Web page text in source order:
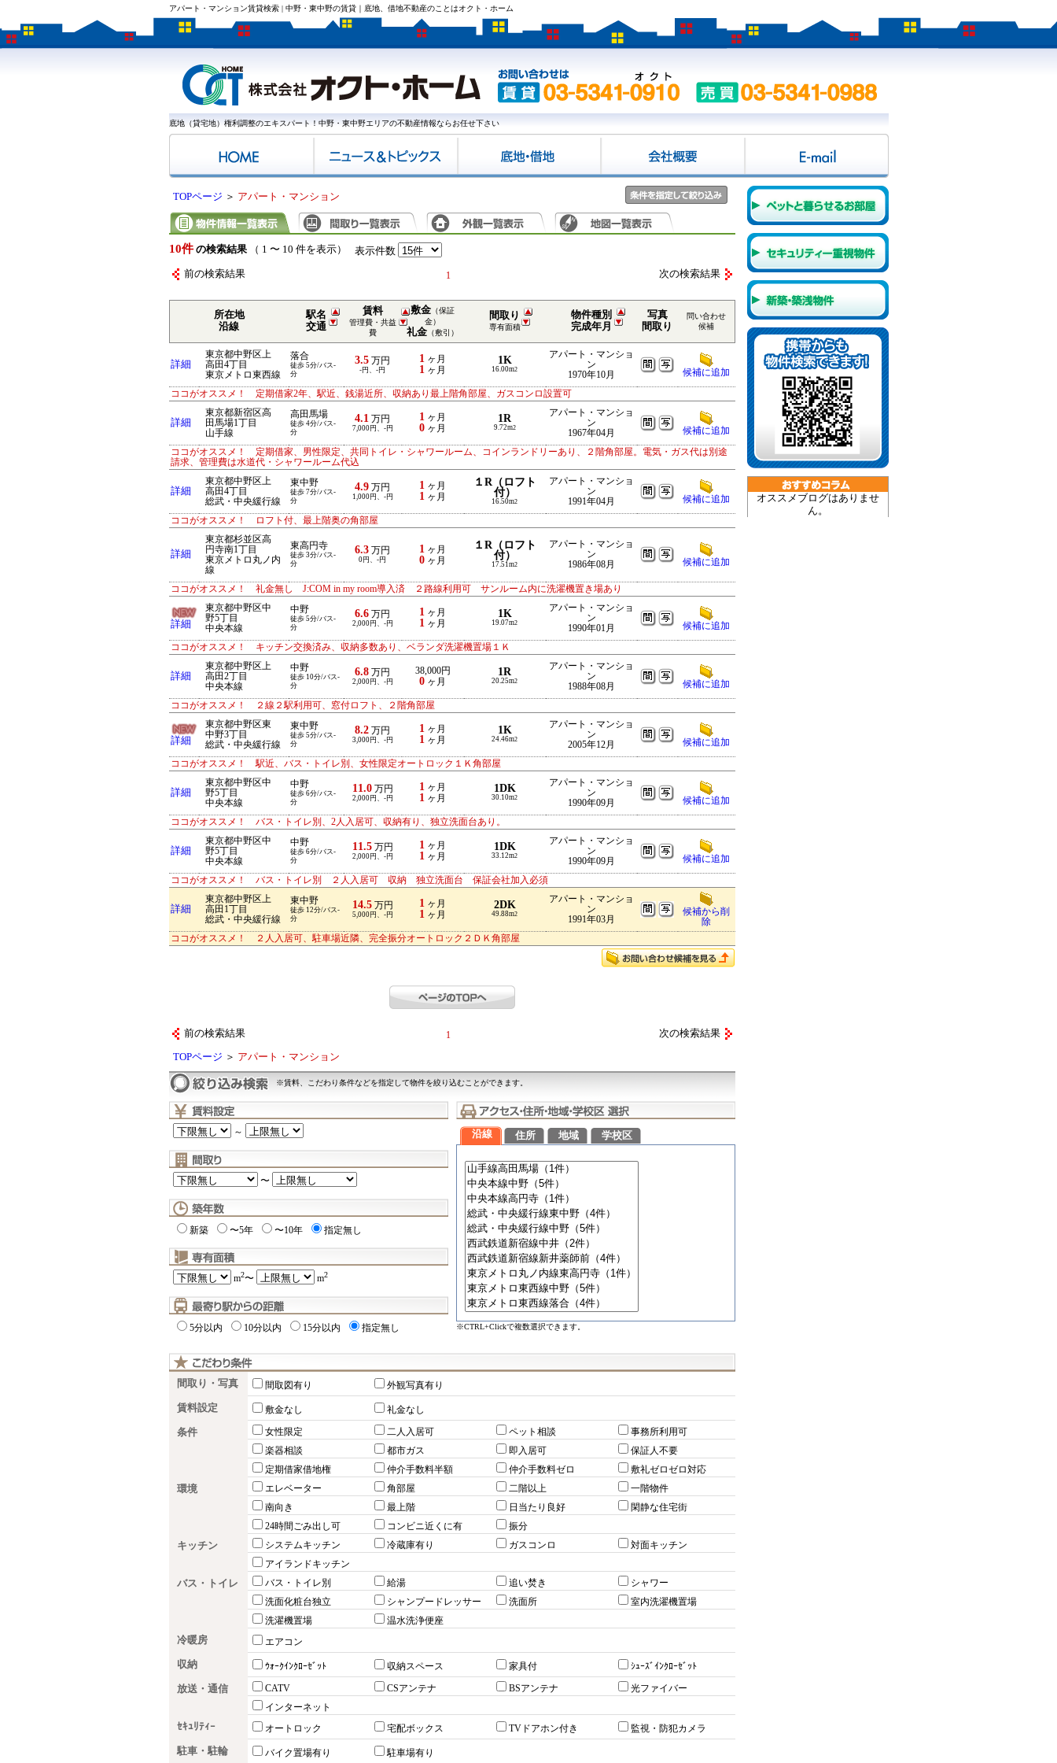
アパート・マンション賃貸検索 | 中野・東中野の賃貸｜底地、借地不動産のことはオクト・ホーム
底地（貸宅地）権利調整のエキスパート！中野・東中野エリアの不動産情報ならお任せ下さい
オススメブログはありませ
ん。
TOPページ ＞ アパート・マンション
10件 の検索結果（ 1 〜 10 件を表示） 表示件数
前の検索結果 1 次の検索結果
所在地
沿線
駅名
交通
賃料
管理費・共益
費
敷金 （保証
金）
礼金 （敷引）
間取り
専有面積
物件種別
完成年月
写真
間取り
問い合わせ
候補
詳細
東京都中野区上
高田4丁目
東京メトロ東西線
落合
徒歩 5分/バス-
分
3.5 万円
-円、-円
1 ヶ月
1 ヶ月
1K
16.00m2
アパート・マンショ
ン
1970年10月
候補に追加
ココがオススメ！ 定期借家2年、駅近、銭湯近所、収納あり最上階角部屋、ガスコンロ設置可
詳細
東京都新宿区高
田馬場1丁目
山手線
高田馬場
徒歩 4分/バス-
分
4.1 万円
7,000円、-円
1 ヶ月
0 ヶ月
1R
9.72m2
アパート・マンショ
ン
1967年04月
候補に追加
ココがオススメ！ 定期借家、男性限定、共同トイレ・シャワールーム、コインランドリーあり、２階角部屋。電気・ガス代は別途
請求、管理費は水道代・シャワールーム代込
詳細
東京都中野区上
高田4丁目
総武・中央緩行線
東中野
徒歩 7分/バス-
分
4.9 万円
1,000円、-円
1 ヶ月
1 ヶ月
１R（ロフト
付）
16.50m2
アパート・マンショ
ン
1991年04月
候補に追加
ココがオススメ！ ロフト付、最上階奥の角部屋
詳細
東京都杉並区高
円寺南1丁目
東京メトロ丸ノ内
線
東高円寺
徒歩 3分/バス-
分
6.3 万円
0円、-円
1 ヶ月
0 ヶ月
１R（ロフト
付）
17.51m2
アパート・マンショ
ン
1986年08月
候補に追加
ココがオススメ！ 礼金無し J:COM in my room導入済 ２路線利用可 サンルーム内に洗濯機置き場あり
詳細
東京都中野区中
野5丁目
中央本線
中野
徒歩 5分/バス-
分
6.6 万円
2,000円、-円
1 ヶ月
1 ヶ月
1K
19.07m2
アパート・マンショ
ン
1990年01月
候補に追加
ココがオススメ！ キッチン交換済み、収納多数あり、ベランダ洗濯機置場１Ｋ
詳細
東京都中野区上
高田2丁目
中央本線
中野
徒歩 10分/バス-
分
6.8 万円
2,000円、-円
38,000円
0 ヶ月
1R
20.25m2
アパート・マンショ
ン
1988年08月
候補に追加
ココがオススメ！ ２線２駅利用可、窓付ロフト、２階角部屋
詳細
東京都中野区東
中野3丁目
総武・中央緩行線
東中野
徒歩 5分/バス-
分
8.2 万円
3,000円、-円
1 ヶ月
1 ヶ月
1K
24.46m2
アパート・マンショ
ン
2005年12月
候補に追加
ココがオススメ！ 駅近、バス・トイレ別、女性限定オートロック１Ｋ角部屋
詳細
東京都中野区中
野5丁目
中央本線
中野
徒歩 6分/バス-
分
11.0万円
2,000円、-円
1 ヶ月
1 ヶ月
1DK
30.10m2
アパート・マンショ
ン
1990年09月
候補に追加
ココがオススメ！ バス・トイレ別、2人入居可、収納有り、独立洗面台あり。
詳細
東京都中野区中
野5丁目
中央本線
中野
徒歩 6分/バス-
分
11.5万円
2,000円、-円
1 ヶ月
1 ヶ月
1DK
33.12m2
アパート・マンショ
ン
1990年09月
候補に追加
ココがオススメ！ バス・トイレ別 ２人入居可 収納 独立洗面台 保証会社加入必須
詳細
東京都中野区上
高田1丁目
総武・中央緩行線
東中野
徒歩 12分/バス-
分
14.5万円
5,000円、-円
1 ヶ月
1 ヶ月
2DK
49.88m2
アパート・マンショ
ン
1991年03月
候補から削
除
ココがオススメ！ ２人入居可、駐車場近隣、完全振分オートロック２ＤＫ角部屋
前の検索結果 1 次の検索結果
TOPページ ＞ アパート・マンション
※賃料、こだわり条件などを指定して物件を絞り込むことができます。
～
〜
新築 〜5年 〜10年 指定無し
m2〜 m2
5分以内 10分以内 15分以内 指定無し
沿線 住所 地域 学校区
※CTRL+Clickで複数選択できます。
間取り・写真 間取図有り 外観写真有り
賃料設定 敷金なし 礼金なし
条件 女性限定 二人入居可 ペット相談
事務所利用可
楽器相談
都市ガス 即入居可
保証人不要
定期借家借地権
仲介手数料半額 仲介手数料ゼロ 敷礼ゼロゼロ対応
環境 エレベーター 角部屋 二階以上
一階物件
南向き
最上階 日当たり良好
閑静な住宅街
24時間ごみ出し可
コンビニ近くに有 振分
キッチン システムキッチン 冷蔵庫有り ガスコンロ
対面キッチン
アイランドキッチン
バス・トイレ バス・トイレ別 給湯 追い焚き
シャワー
洗面化粧台独立
シャンプードレッサー 洗面所
室内洗濯機置場
洗濯機置場
温水洗浄便座
冷暖房 エアコン
収納 ｳｫｰｸｲﾝｸﾛｰｾﾞｯﾄ 収納スペース 家具付 ｼｭｰｽﾞｲﾝｸﾛｰｾﾞｯﾄ
放送・通信 CATV CSアンテナ BSアンテナ
光ファイバー
インターネット
ｾｷｭﾘﾃｨｰ オートロック 宅配ボックス TVドアホン付き 監視・防犯カメラ
駐車・駐輪 バイク置場有り 駐車場有り